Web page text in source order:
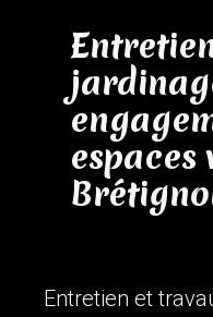
espaces
Entretien et